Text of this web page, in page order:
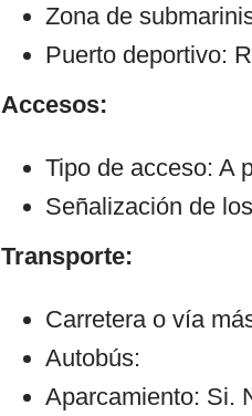
Zona de
Puerto deportivo:
Accesos:
Tipo de acceso: A
Señalización de
Transporte:
Carretera o vía
Autobús:
Aparcamiento: Si.